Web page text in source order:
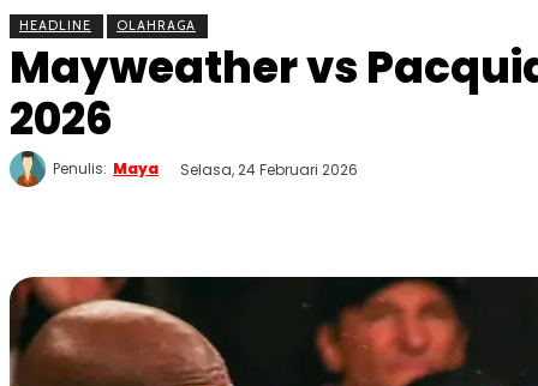
HEADLINE OLAHRAGA
Mayweather vs
2026
Penulis: Maya Selasa, 24 Februari 2026